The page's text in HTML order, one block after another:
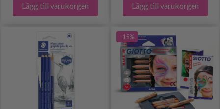
Lägg till varukorgen Lägg till varukorgen
-15%